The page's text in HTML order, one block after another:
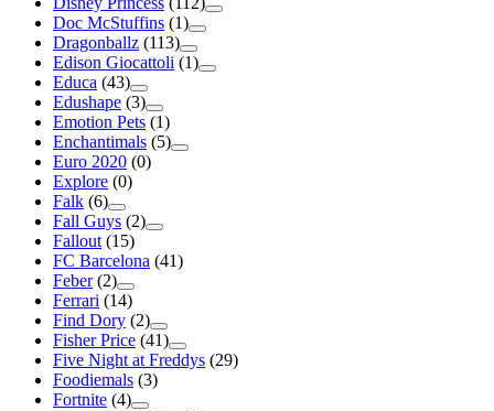
Doc McStuffins (1)
Dragonballz (113)
Edison Giocattoli (1)
Educa (43)
Edushape (3)
Emotion Pets (1)
Enchantimals (5)
Euro 2020 (0)
Explore (0)
Falk (6)
Fall Guys (2)
Fallout (15)
FC Barcelona (41)
Feber (2)
Ferrari (14)
Find Dory (2)
Fisher Price (41)
Five Night at Freddys (29)
Foodiemals (3)
Fortnite (4)